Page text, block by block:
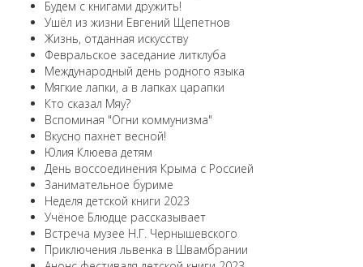
Будем с книгами дружить!
Ушёл из жизни Евгений Щепетнов
Жизнь, отданная искусству
Февральское заседание литклуба
Международный день родного языка
Мягкие лапки, а в лапках царапки
Кто сказал Мяу?
Вспоминая "Огни коммунизма"
Вкусно пахнет весной!
Юлия Клюева детям
День воссоединения Крыма с Россией
Занимательное буриме
Неделя детской книги 2023
Учёное Блюдце рассказывает
Встреча музее Н.Г. Чернышевского
Приключения львенка в Швамбрании